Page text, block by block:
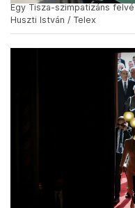
Egy Tisza-szimpatizáns
Huszti István / Telex